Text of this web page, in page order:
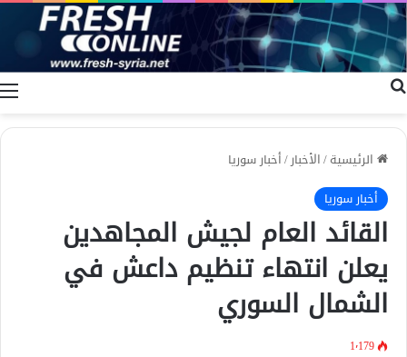
الرئيسية/الأخبار/أخبار سوريا
أخبار سوريا
القائد العام لجيش المجاهدين
يعلن انتهاء تنظيم داعش في
الشمال السوري
1٬179